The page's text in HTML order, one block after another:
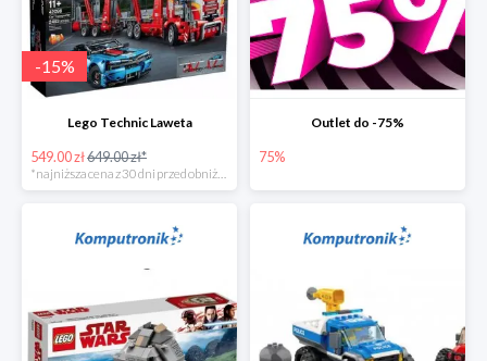
-15%
Lego Technic Laweta
549.00 zł649.00 zł*
*najniższa cena z 30 dni przed obniżką
Outlet do -75%
75%